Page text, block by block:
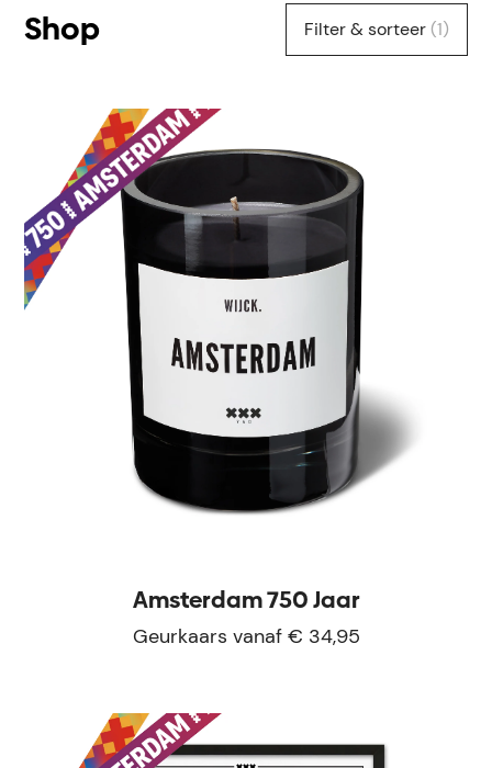
Shop Filter & sorteer (1)
Amsterdam 750 Jaar
Geurkaars vanaf € 34,95